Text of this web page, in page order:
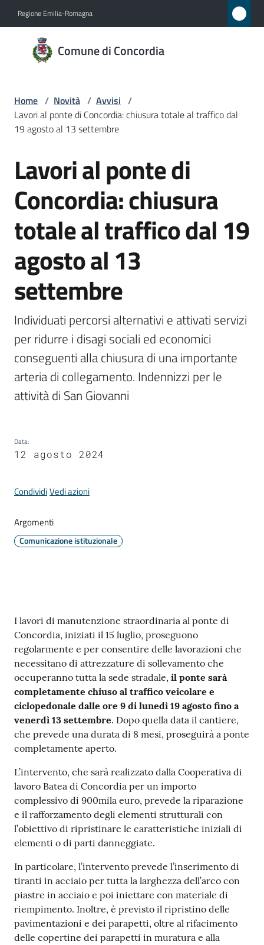
Regione Emilia-Romagna
Comune di Concordia
Comune
di
Amministrazione
Novità
Menu selezionato
Servizi
Vivere
Concordia
Periodico
Concordia
Comune
Sportello
telematico
SUE
gli
argomenti...
su
Home / Novità / Avvisi /
Lavori al ponte di Concordia: chiusura totale al traffico dal
19 agosto al 13 settembre
Salta al contenuto
Lavori al ponte di
Concordia: chiusura
totale al traffico dal 19
agosto al 13
settembre
Individuati percorsi alternativi e attivati servizi
per ridurre i disagi sociali ed economici
conseguenti alla chiusura di una importante
arteria di collegamento. Indennizzi per le
attività di San Giovanni
Data:
12 agosto 2024
CondividiVedi azioni
Argomenti
Comunicazione istituzionale
Contenuto
I lavori di manutenzione straordinaria al ponte di
Concordia, iniziati il 15 luglio, proseguono
regolarmente e per consentire delle lavorazioni che
necessitano di attrezzature di sollevamento che
occuperanno tutta la sede stradale, il ponte sarà
completamente chiuso al traffico veicolare e
ciclopedonale dalle ore 9 di lunedì 19 agosto fino a
venerdì 13 settembre. Dopo quella data il cantiere,
che prevede una durata di 8 mesi, proseguirà a ponte
completamente aperto.
L’intervento, che sarà realizzato dalla Cooperativa di
lavoro Batea di Concordia per un importo
complessivo di 900mila euro, prevede la riparazione
e il rafforzamento degli elementi strutturali con
l’obiettivo di ripristinare le caratteristiche iniziali di
elementi o di parti danneggiate.
In particolare, l’intervento prevede l’inserimento di
tiranti in acciaio per tutta la larghezza dell’arco con
piastre in acciaio e poi iniettare con materiale di
riempimento. Inoltre, è previsto il ripristino delle
pavimentazioni e dei parapetti, oltre al rifacimento
delle copertine dei parapetti in muratura e alla